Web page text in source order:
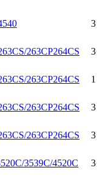
263CP264CS
263CP264CS
263CP264CS
263CP264CS
3539C/4520C